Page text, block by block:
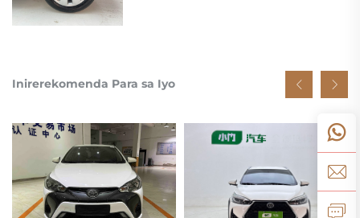
Inirerekomenda Para sa Iyo